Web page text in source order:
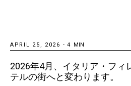
APRIL 25, 2026 - 4 MIN
2026年4月、イタリア・フィ
テルの街へと変わります。